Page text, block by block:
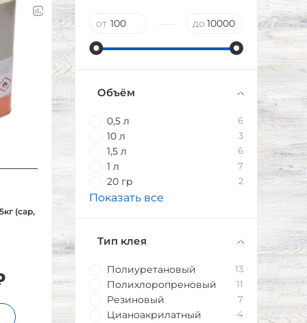
(сар,
от до
Объём
0,5 л 6
10 л 3
1,5 л 6
1 л 7
20 гр 2
Показать все
Тип клея
Полиуретановый 13
Полихлоропреновый 11
Резиновый 7
Цианоакрилатный 4